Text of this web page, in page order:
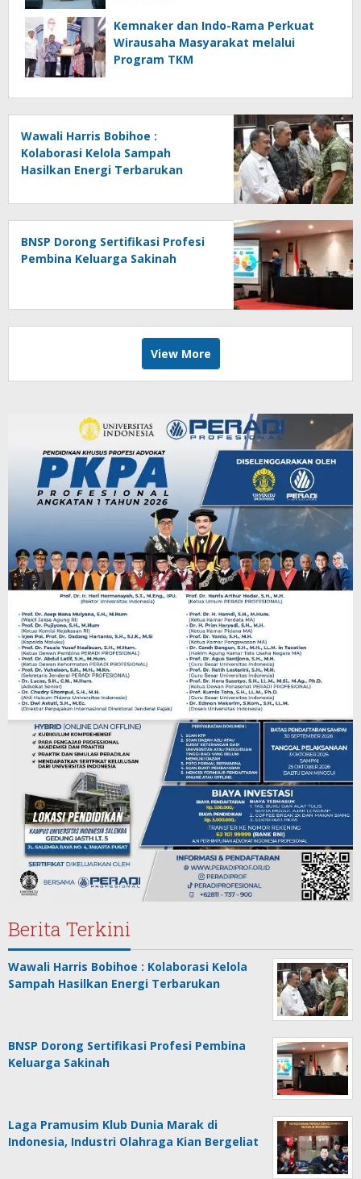
Kemnaker dan Indo-Rama Perkuat
Wirausaha Masyarakat melalui
Program TKM
Wawali Harris Bobihoe :
Kolaborasi Kelola Sampah
Hasilkan Energi Terbarukan
BNSP Dorong Sertifikasi Profesi
Pembina Keluarga Sakinah
View More
Berita Terkini
Wawali Harris Bobihoe : Kolaborasi Kelola
Sampah Hasilkan Energi Terbarukan
BNSP Dorong Sertifikasi Profesi Pembina
Keluarga Sakinah
Laga Pramusim Klub Dunia Marak di
Indonesia, Industri Olahraga Kian Bergeliat